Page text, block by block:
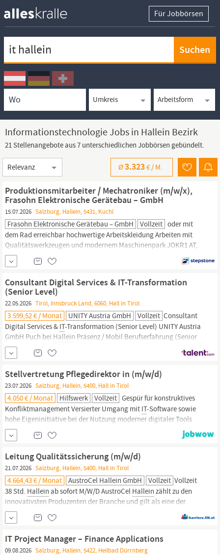
Für Jobbörsen
Ortssuche
Umkreissuche
Arbeitsform
Informationstechnologie Jobs in Hallein Bezirk
21 Stellenangebote aus 7 unterschiedlichen Jobbörsen gebündelt.
Sortierung
Ø3.323€ / M.
Produktionsmitarbeiter / Mechatroniker (m/w/x),
Frasohn Elektronische Gerätebau – GmbH
15.07.2026 Salzburg, Hallein, 5431, Kuchl
Frasohn Elektronische Gerätebau – GmbH Vollzeit oder mit
dem Rad erreichbar hochwertige Arbeitskleidung Arbeiten mit
Qualitätswerkzeugen und modernem Maschinenpark JOKR1 AT,
Mit Berufserfahrung, Handwerk | Fahrzeuge, Handwerk | Elektrik,
IT| Testing, Fertigung, Produktion | Produktion, Elektrotechnik,
Consultant Digital Services & IT-Transformation
(Senior Level)
22.05.2026 Tirol, Innsbruck Land, 6060, Hall in Tirol
3.599,52 € / Monat UNITY Austria GmbH Vollzeit Consultant
Digital Services & IT-Transformation (Senior Level) UNITY Austria
GmbH Puch bei Hallein Präsenz / Mobil Berufserfahrung (Senior
Level) Consulting, Beratung Publiziert: 12.01.2026 Besteige mit
uns den Olymp der
-Beratung. Du möchtest dazu beitragen,
Stellvertretung Pflegedirektor in (m/w/d)
23.07.2026 Salzburg, Hallein, 5400, Hall in Tirol
4.050 € / Monat Hilfswerk Vollzeit Gespür für konstruktives
Konfliktmanagement Versierter Umgang mit IT-Software sowie
hohe Eigeninitiative bei der Nutzung moderner digitaler Tools
Reisebereitschaft für tageweise Dienstreisen zu unseren
Standorten im Bundesland Unser Angebot: 37 Wochenstunden bei
Vollzeit, ab 01.10.2026 Einsatzort: Landesgeschäftsstelle, Puch bei
HalleinOption auf einen
Leitung Qualitätssicherung (m/w/d)
21.07.2026 Salzburg, Hallein, 5400, Hall in Tirol
4.664,43 € / Monat AustroCel Hallein GmbH Vollzeit Vollzeit
38 Std. Hallein ab sofort M/W/D AustroCel Hallein zählt zu den
innovativsten Produzenten der Branche und gilt als eine der
führenden Bioraffinerien in Europa und darüber hinaus. Hier
entsteht aus Holz nicht nur Zellulose, sondern auch Bioethanol,
Grünstrom. Werden Sie...
IT Project Manager – Finance Applications
09.08.2026 Salzburg, Hallein, 5422, Heilbad Dürrnberg